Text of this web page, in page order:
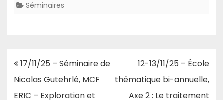
Séminaires
Navigation
de
l’article
17/11/25 – Séminaire de
Nicolas Gutehrlé, MCF
ERIC – Exploration et
12-13/11/25 – École
thématique bi-annuelle,
Axe 2 : Le traitement